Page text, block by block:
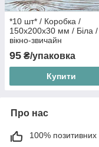
*10 шт* / Коробка /
150х200х30 мм / Біла /
вікно-звичайн
95 ₴/упаковка
Купити
Про нас
100% позитивних